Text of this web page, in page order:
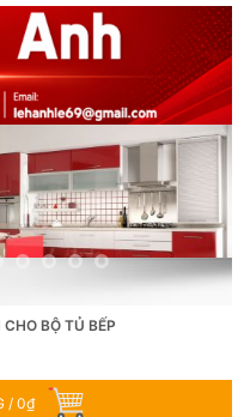
BỘ TỦ BẾP
/ 0₫